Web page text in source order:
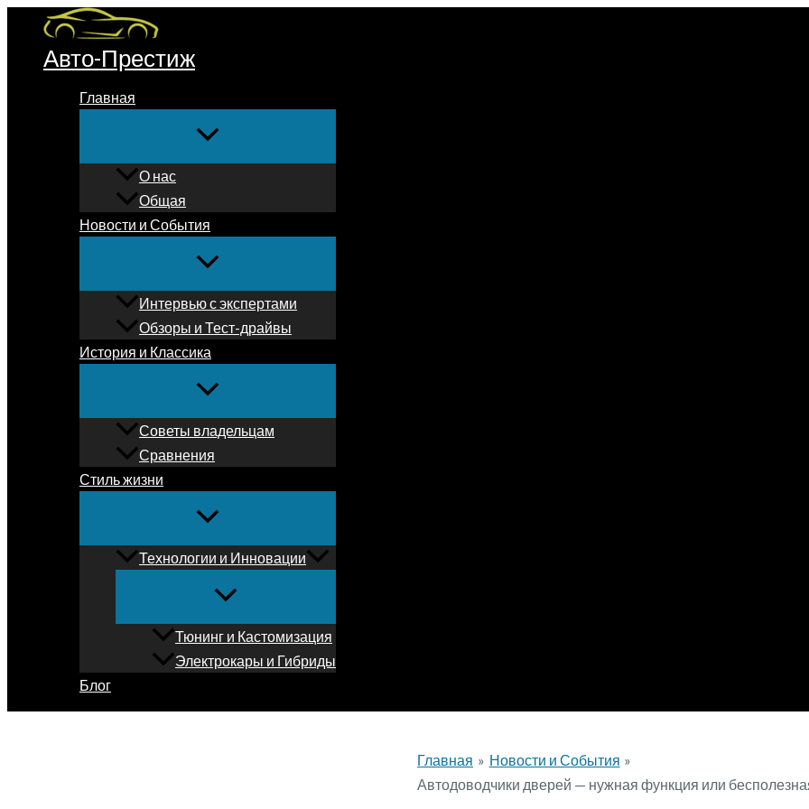
Перейти
содержимому
Авто-Престиж
Главная
О нас
Общая
Новости и События
Интервью с экспертами
Обзоры и Тест-драйвы
История и Классика
Советы владельцам
Сравнения
Стиль жизни
Технологии и Инновации
Тюнинг и Кастомизация
Электрокары и Гибриды
Блог
Главная
Новости и События
Автодоводчики дверей — нужная функция или